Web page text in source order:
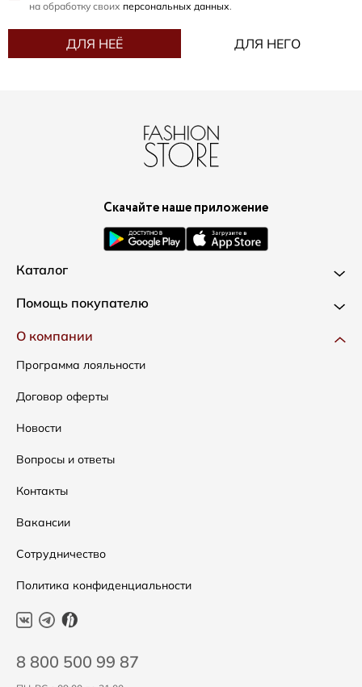
на обработку своих персональных данных.
ДЛЯ НЕЁ ДЛЯ НЕГО
Скачайте наше приложение
Каталог
Новинки
Одежда
Сумки
Аксессуары
Распродажа
Подарочные сертификаты
Помощь покупателю
Доставка и оплата
Как оформить заказ
Условия возвратов
Таблица размеров
Уход за одеждой
О компании
Программа лояльности
Договор оферты
Новости
Вопросы и ответы
Контакты
Вакансии
Сотрудничество
Политика конфиденциальности
8 800 500 99 87